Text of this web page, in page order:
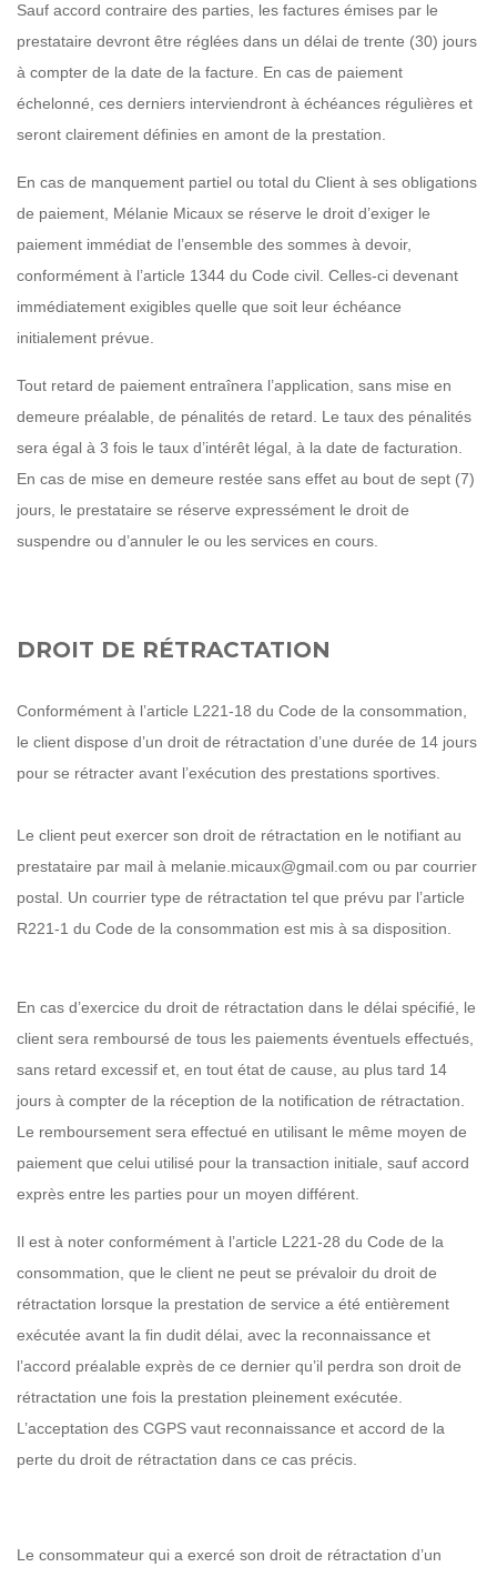
Sauf accord contraire des parties, les factures émises par le
prestataire devront être réglées dans un délai de trente (30) jours
à compter de la date de la facture. En cas de paiement
échelonné, ces derniers interviendront à échéances régulières et
seront clairement définies en amont de la prestation.
En cas de manquement partiel ou total du Client à ses obligations
de paiement, Mélanie Micaux se réserve le droit d’exiger le
paiement immédiat de l’ensemble des sommes à devoir,
conformément à l’article 1344 du Code civil. Celles-ci devenant
immédiatement exigibles quelle que soit leur échéance
initialement prévue.
Tout retard de paiement entraînera l’application, sans mise en
demeure préalable, de pénalités de retard. Le taux des pénalités
sera égal à 3 fois le taux d’intérêt légal, à la date de facturation.
En cas de mise en demeure restée sans effet au bout de sept (7)
jours, le prestataire se réserve expressément le droit de
suspendre ou d’annuler le ou les services en cours.
DROIT DE RÉTRACTATION
Conformément à l’article L221-18 du Code de la consommation,
le client dispose d’un droit de rétractation d’une durée de 14 jours
pour se rétracter avant l’exécution des prestations sportives.
Le client peut exercer son droit de rétractation en le notifiant au
prestataire par mail à melanie.micaux@gmail.com ou par courrier
postal. Un courrier type de rétractation tel que prévu par l’article
R221-1 du Code de la consommation est mis à sa disposition.
En cas d’exercice du droit de rétractation dans le délai spécifié, le
client sera remboursé de tous les paiements éventuels effectués,
sans retard excessif et, en tout état de cause, au plus tard 14
jours à compter de la réception de la notification de rétractation.
Le remboursement sera effectué en utilisant le même moyen de
paiement que celui utilisé pour la transaction initiale, sauf accord
exprès entre les parties pour un moyen différent.
Il est à noter conformément à l’article L221-28 du Code de la
consommation, que le client ne peut se prévaloir du droit de
rétractation lorsque la prestation de service a été entièrement
exécutée avant la fin dudit délai, avec la reconnaissance et
l’accord préalable exprès de ce dernier qu’il perdra son droit de
rétractation une fois la prestation pleinement exécutée.
L’acceptation des CGPS vaut reconnaissance et accord de la
perte du droit de rétractation dans ce cas précis.
Le consommateur qui a exercé son droit de rétractation d’un